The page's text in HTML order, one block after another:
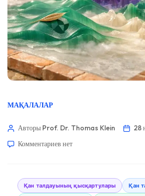
МАҚАЛАЛАР
Авторы Prof. Dr. Thomas Klein
28
Комментариев нет
Қан талдауының қысқартулары Қан